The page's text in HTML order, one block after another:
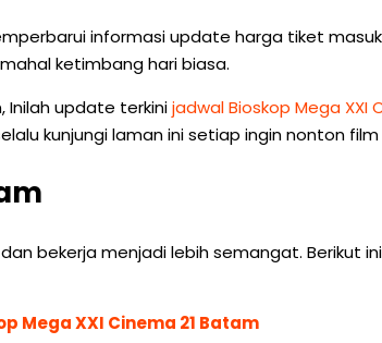
informasi update harga tiket
ketimbang hari biasa.
Inilah update terkinijadwal Bioskop Mega XXI
kunjungi laman ini setiap ingin nonton
bekerja menjadi lebih semangat. Berikut
Mega XXI Cinema 21 Batam